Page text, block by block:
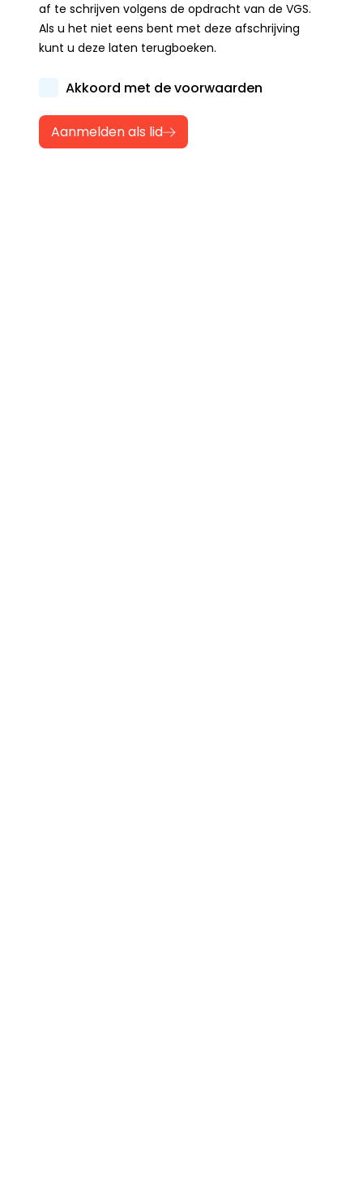
af te schrijven volgens de opdracht van de VGS.
Als u het niet eens bent met deze afschrijving
kunt u deze laten terugboeken.
Akkoord met de voorwaarden
Aanmelden als lid